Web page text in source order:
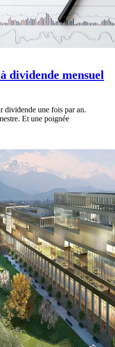
dividende mensuel
dividende une fois par an.
Et une poignée